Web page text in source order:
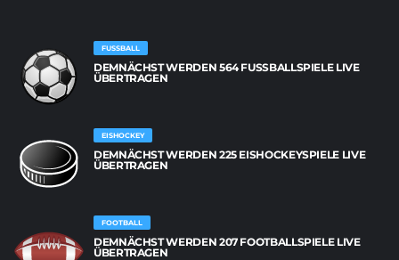
FUSSBALL
DEMNÄCHST WERDEN 564 FUSSBALLSPIELE LIVE Ü
BERTRAGEN
EISHOCKEY
DEMNÄCHST WERDEN 225 EISHOCKEYSPIELE LIVE
ÜBERTRAGEN
FOOTBALL
DEMNÄCHST WERDEN 207 FOOTBALLSPIELE LIVE
ÜBERTRAGEN